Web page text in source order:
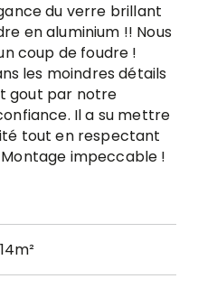
du verre brillant
en aluminium !! Nous
coup de foudre !
les moindres détails
gout par notre
Il a su mettre
tout en respectant
impeccable !
14m²